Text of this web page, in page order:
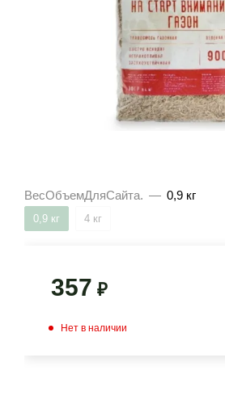
ВесОбъемДляСайта. — 0,9 кг
0,9 кг 4 кг
357 ₽
Нет в наличии